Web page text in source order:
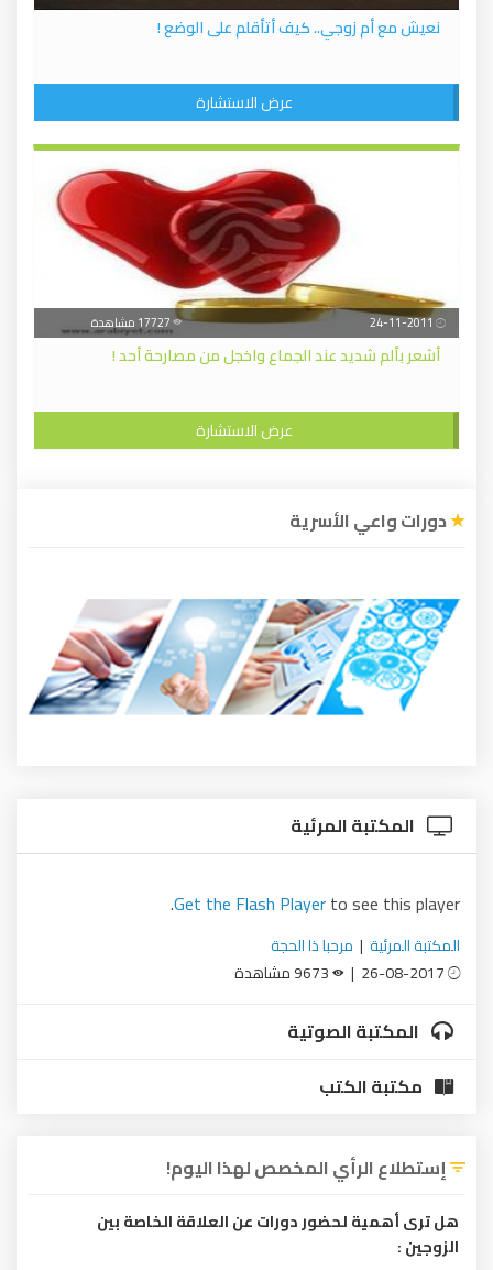
نعيش مع أم زوجي.. كيف أتأقلم على الوضع !
عرض الاستشارة
أشعر بألم شديد عند الجماع واخجل من مصارحة أحد !
عرض الاستشارة
دورات واعي الأسرية
المكتبة المرئية
Get the Flash Playerto see this player.
المكتبة المرئية | مرحبا ذا الحجة
المكتبة الصوتية
مكتبة الكتب
إستطلاع الرأي المخصص لهذا اليوم!
هل ترى أهمية لحضور دورات عن العلاقة الخاصة بين
الزوجين :